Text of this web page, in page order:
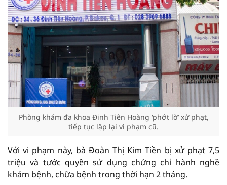
Phòng khám đa khoa Đinh Tiên Hoàng ‘phớt lờ’ xử phạt,
tiếp tục lặp lại vi phạm cũ.
Với vi phạm này, bà Đoàn Thị Kim Tiền bị xử phạt 7,5
triệu và tước quyền sử dụng chứng chỉ hành nghề
khám bệnh, chữa bệnh trong thời hạn 2 tháng.